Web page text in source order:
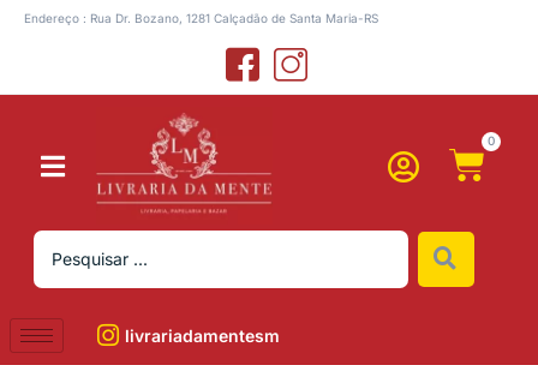
Endereço : Rua Dr. Bozano, 1281 Calçadão de Santa Maria-RS
0
livrariadamentesm